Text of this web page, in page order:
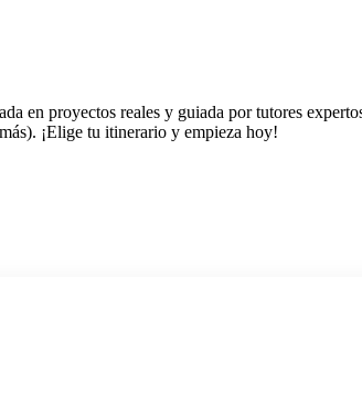
en proyectos reales y guiada por tutores
¡Elige tu itinerario y empieza hoy!